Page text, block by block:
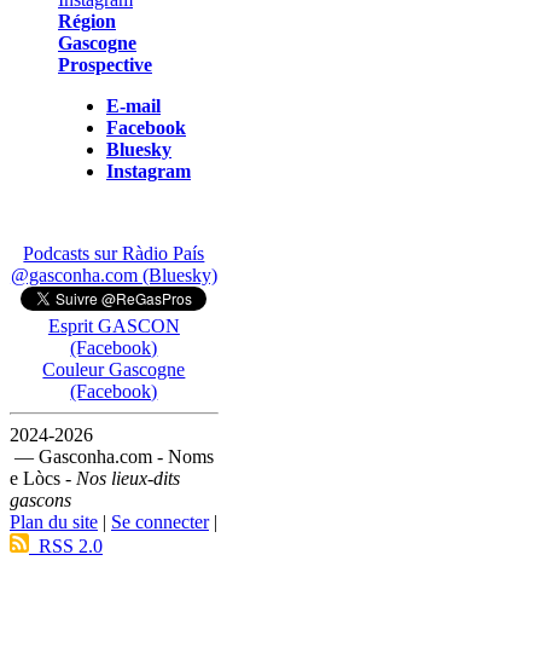
Région
Gascogne
Prospective
E-mail
Facebook
Bluesky
Instagram
Podcasts sur Ràdio País
@gasconha.com (Bluesky)
Esprit GASCON
(Facebook)
Couleur Gascogne
(Facebook)
2024-2026
— Gasconha.com - Noms
e Lòcs - Nos lieux-dits
gascons
Plan du site | Se connecter|
RSS 2.0